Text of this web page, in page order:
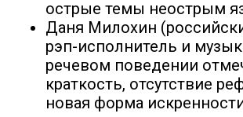
острые темы неострым
Даня Милохин
рэп-исполнитель и
речевом поведении
краткость, отсутствие
новая форма